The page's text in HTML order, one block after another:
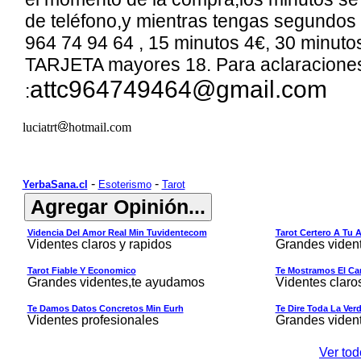
de teléfono,y mientras tengas
964 74 94 64 , 15 minutos 4€, 30
TARJETA mayores 18. Para
:attc964749464@gmail.com
luciatrt hotmail.com
YerbaSana.cl - Esoterismo- Tarot
Videncia Del Amor Real Min Tuvidentecom
Videntes claros y rapidos
Tarot Certero A Tu
Grandes
Tarot Fiable Y Economico
Grandes videntes,te ayudamos
Te Mostramos El
Videntes
Te Damos Datos Concretos Min Eurh
Videntes profesionales
Te Dire Toda La
Grandes
Ver